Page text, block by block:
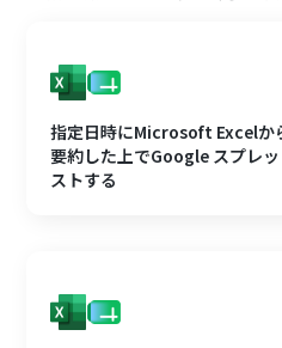
指定日時にMicrosoft Excelか
要約した上でGoogle スプレ
ストする